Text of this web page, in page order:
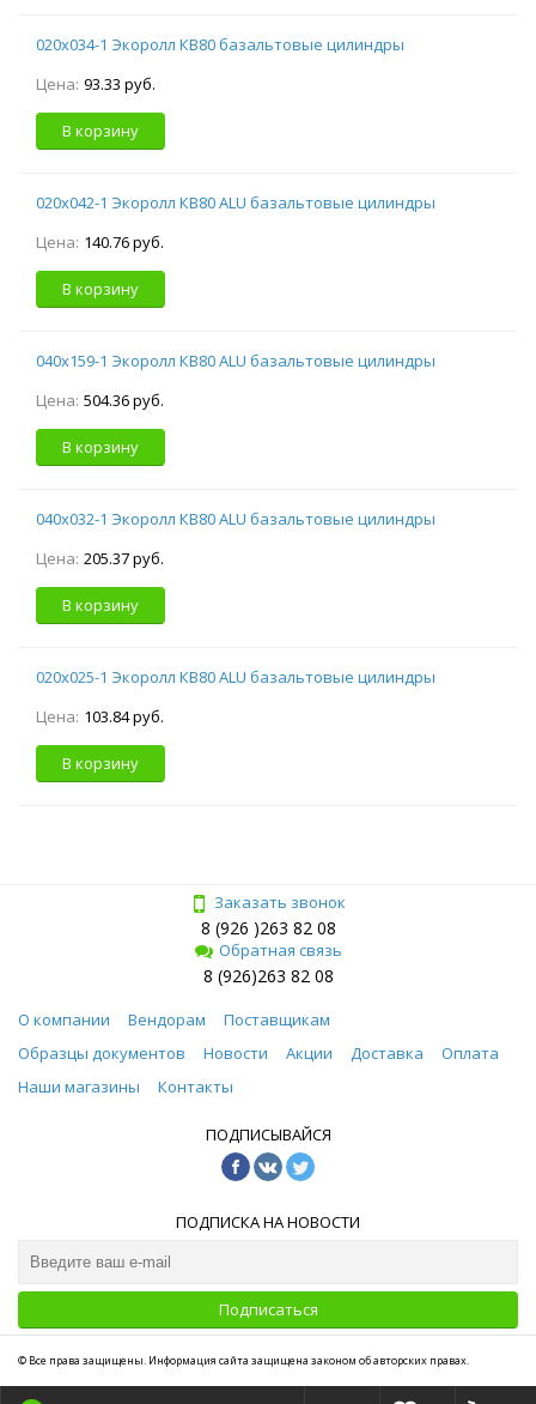
020х034-1 Экоролл КВ80 базальтовые цилиндры
Цена: 93.33 руб.
В корзину
020х042-1 Экоролл КВ80 ALU базальтовые цилиндры
Цена: 140.76 руб.
В корзину
040х159-1 Экоролл КВ80 ALU базальтовые цилиндры
Цена: 504.36 руб.
В корзину
040х032-1 Экоролл КВ80 ALU базальтовые цилиндры
Цена: 205.37 руб.
В корзину
020х025-1 Экоролл КВ80 ALU базальтовые цилиндры
Цена: 103.84 руб.
В корзину
Заказать звонок
8 (926 )263 82 08
Обратная связь
8 (926)263 82 08
О компании Вендорам
Поставщикам
Образцы документов
Новости Акции Доставка
Оплата
Наши магазины
Контакты
ПОДПИСЫВАЙСЯ
ПОДПИСКА НА НОВОСТИ
Подписаться
© Все права защищены. Информация сайта защищена законом об авторских правах.